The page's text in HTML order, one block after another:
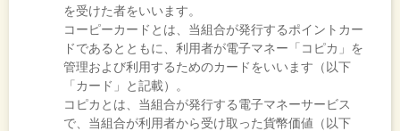
を受けた者をいいます。
コーピーカードとは、当組合が発行するポイントカー
ドであるとともに、利用者が電子マネー「コピカ」を
管理および利用するためのカードをいいます（以下
「カード」と記載）。
コピカとは、当組合が発行する電子マネーサービス
で、当組合が利用者から受け取った貨幣価値（以下